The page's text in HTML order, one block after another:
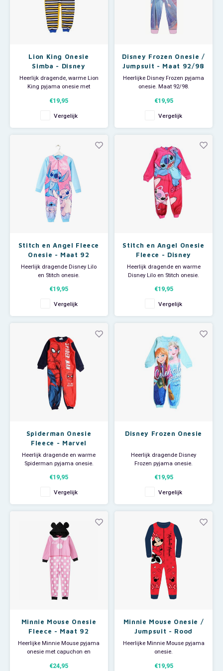
Lion King Onesie
Simba - Disney
Heerlijk dragende, warme Lion
King pyjama onesie met
Deze Disney jumpsuit is ook
superleuk om als huispak te
gebruiken op een luie zondag.
Aan de voorkant zit een lange
uittrekken.
Materiaal: 100% polyester (polar
€19,95
Vergelijk
Disney Frozen Onesie /
Jumpsuit - Maat 92/98
Heerlijke Disney Frozen pyjama
onesie. Maat 92/98.
superleuk om als huispak te
gebruiken op een luie zondag.
Aan de voorkant zit een lange
rits voor makkelijk aan- en
€19,95
Vergelijk
Stitch en Angel Fleece
Onesie - Maat 92
Heerlijk dragende Disney Lilo
en Stitch onesie.
Deze Disney jumpsuit is ook
superleuk om als huispak te
gebruiken op een luie zondag.
Aan de voorkant zit een lange
uittrekken.
Materiaal: 100% polyester
(fleece)
€19,95
Vergelijk
Stitch en Angel Onesie
Fleece - Disney
Heerlijk dragende en warme
Disney Lilo en Stitch onesie.
superleuk om als huispak te
gebruiken op een luie zondag.
Aan de voorkant zit een lange
rits voor makkelijk aan- en
Op de voorkant een afbeelding
van Stit
€19,95
Vergelijk
Spiderman Onesie
Fleece - Marvel
Heerlijk dragende en warme
Spiderman pyjama onesie.
superleuk om als huispak te
gebruiken op een luie zondag.
Aan de voorkant zit een rits voor
makkelijk aan- en uittrekken.
Materiaal: 100% polyester (polar
fleece).
Slape
€19,95
Vergelijk
Disney Frozen Onesie
Heerlijk dragende Disney
Frozen pyjama onesie.
superleuk om als huispak te
gebruiken op een luie zondag.
Aan de voorkant zit een lange
rits voor makkelijk aan- en
Materiaal: 100% polyester (polar
fleece).
Slap
€19,95
Vergelijk
Minnie Mouse Onesie
Fleece - Maat 92
Heerlijke Minnie Mouse pyjama
onesie met capuchon en
Deze Disney jumpsuit is ook
€24,95
Minnie Mouse Onesie /
Jumpsuit - Rood
Heerlijke Minnie Mouse pyjama
onesie.
superleuk om als huispak te
€19,95